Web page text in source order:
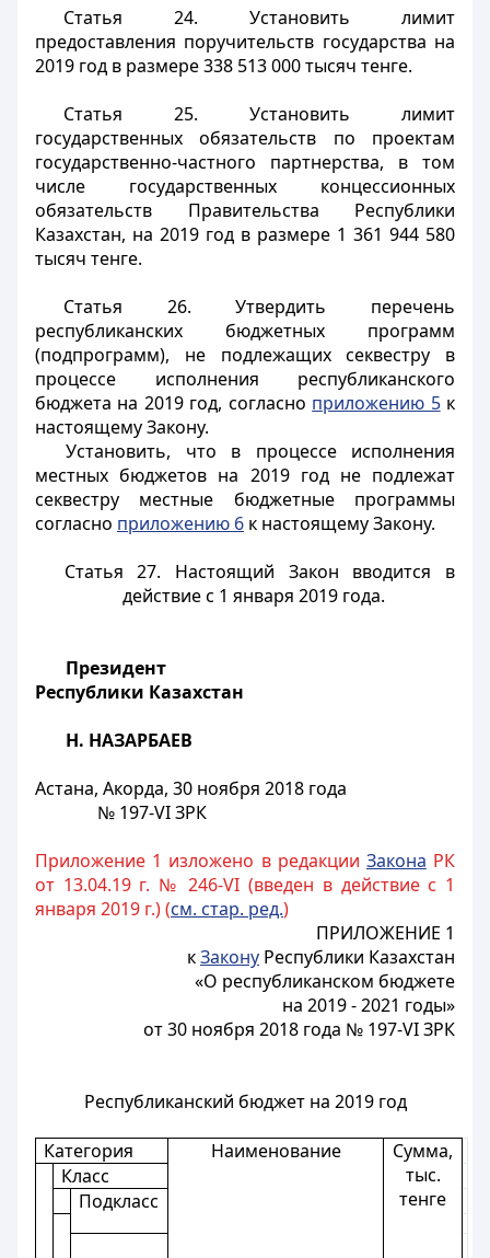
Статья 24.Установить лимит
предоставления поручительств государства на
2019 год в размере 338 513 000 тысяч тенге.
Статья 25.Установить лимит
государственных обязательств по проектам
государственно-частного партнерства, в том
числе государственных концессионных
обязательств Правительства Республики
Казахстан, на 2019 год в размере 1 361 944 580
тысяч тенге.
Статья 26.Утвердить перечень
республиканских бюджетных программ
(подпрограмм), не подлежащих секвестру в
процессе исполнения республиканского
бюджета на 2019 год, согласно приложению 5к
настоящему Закону.
Установить, что в процессе исполнения
местных бюджетов на 2019 год не подлежат
секвестру местные бюджетные программы
согласно приложению 6 к настоящему Закону.
Статья 27. Настоящий Закон вводится в
действие с 1 января 2019 года.
Президент
Республики Казахстан
Н. НАЗАРБАЕВ
Астана, Акорда, 30 ноября 2018 года
№ 197-VI ЗРК
Приложение 1 изложено в редакции Закона РК
от 13.04.19 г. № 246-VI (введен в действие с 1
января 2019 г.) (см. стар. ред.)
ПРИЛОЖЕНИЕ 1
кЗакону Республики Казахстан
«О республиканском бюджете
на 2019 - 2021 годы»
от 30 ноября 2018 года № 197-VI ЗРК
Республиканский бюджет на 2019 год
Категория Наименование
Сумма,
тыс.
тенге
Класс
Подкласс